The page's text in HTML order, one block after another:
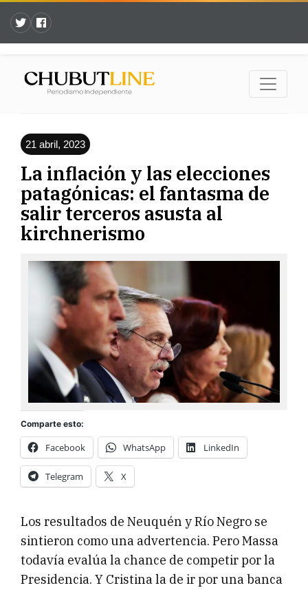
21 abril, 2023
La inflación y las elecciones
patagónicas: el fantasma de
salir terceros asusta al
kirchnerismo
Comparte esto:
Facebook WhatsApp LinkedIn
Telegram X
Los resultados de Neuquén y Río Negro se
sintieron como una advertencia. Pero Massa
todavía evalúa la chance de competir por la
Presidencia. Y Cristina la de ir por una banca